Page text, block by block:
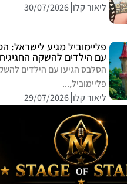
ליאור קלו 30/07/2026
פליימוביל מגיע לישראל:
עם הילדים להשקה החגיגית
הסלבס הגיעו עם הילדים
פליימוביל,...
ליאור קלו 29/07/2026